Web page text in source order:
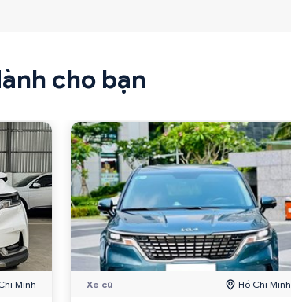
cho bạn
Minh Xe cũ Hồ Chí Minh